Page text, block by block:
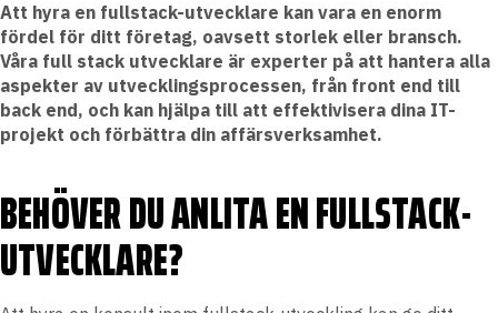
Att hyra en fullstack-utvecklare kan vara en enorm
fördel för ditt företag, oavsett storlek eller bransch.
Våra full stack utvecklare är experter på att hantera alla
aspekter av utvecklingsprocessen, från front end till
back end, och kan hjälpa till att effektivisera dina IT-
projekt och förbättra din affärsverksamhet.
BEHÖVER DU ANLITA EN FULLSTACK-
UTVECKLARE?